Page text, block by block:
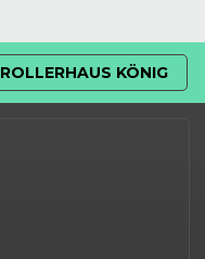
ROLLERHAUS KÖNIG